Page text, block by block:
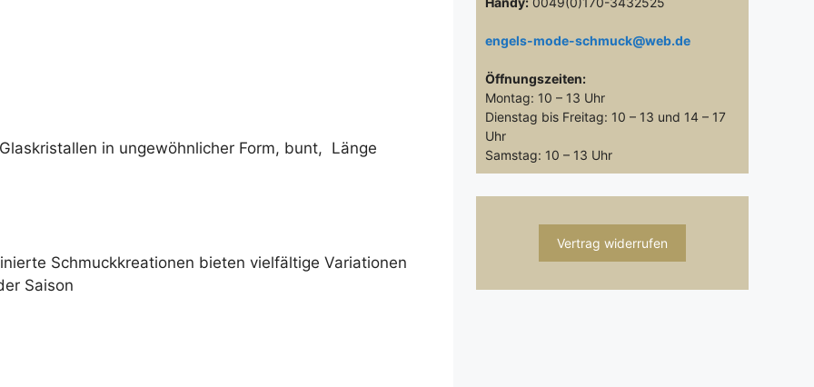
in ungewöhnlicher Form, bunt, Länge
Schmuckkreationen bieten vielfältige Variationen
Saison
engels-mode-schmuck@web.de
Öffnungszeiten:
Montag: 10 – 13 Uhr
Dienstag bis Freitag: 10 – 13 und 14 – 17
Uhr
Samstag: 10 – 13 Uhr
Vertrag widerrufen